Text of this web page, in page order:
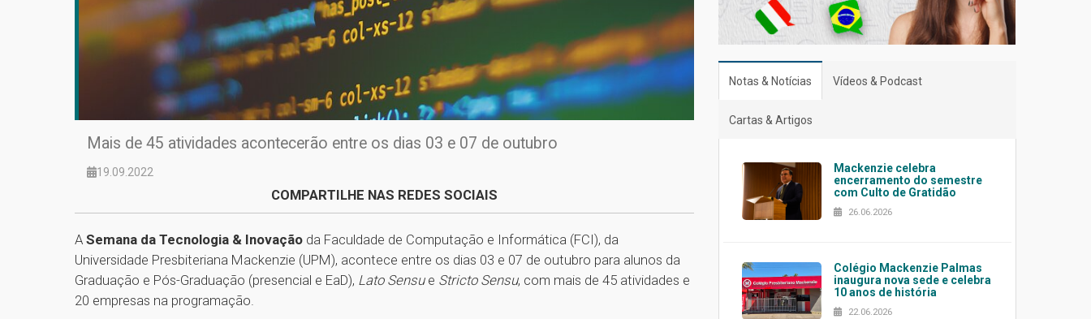
Mais de 45 atividades acontecerão entre os dias 03 e 07 de outubro
19.09.2022
COMPARTILHE NAS REDES SOCIAIS
A Semana da Tecnologia & Inovação da Faculdade de Computação e Informática (FCI), da
Universidade Presbiteriana Mackenzie (UPM), acontece entre os dias 03 e 07 de outubro para alunos da
Graduação e Pós-Graduação (presencial e EaD), Lato Sensue Stricto Sensu, com mais de 45 atividades e
20 empresas na programação.
Notas & Notícias Vídeos & Podcast
Cartas & Artigos
Mackenzie celebra
encerramento do semestre
com Culto de Gratidão
26.06.2026
Colégio Mackenzie Palmas
inaugura nova sede e celebra
10 anos de história
22.06.2026